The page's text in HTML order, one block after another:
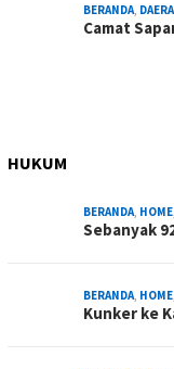
BERANDA
Camat
HUKUM
BERANDA HOME
Sebanyak
BERANDA HOME
Kunker ke